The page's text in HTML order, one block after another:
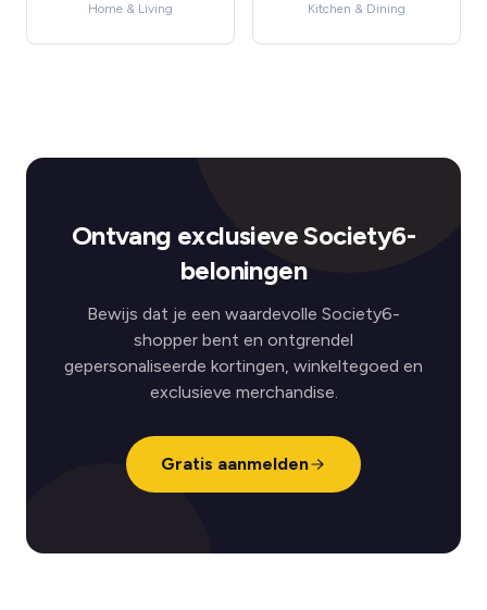
Home & Living Kitchen & Dining
Ontvang exclusieve Society6-
beloningen
Bewijs dat je een waardevolle Society6-
shopper bent en ontgrendel
gepersonaliseerde kortingen, winkeltegoed en
exclusieve merchandise.
Gratis aanmelden